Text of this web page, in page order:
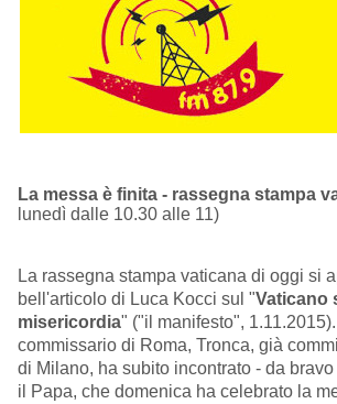
La messa è finita - rassegna stampa
lunedì dalle 10.30 alle 11)
La rassegna stampa vaticana di oggi si
bell'articolo di Luca Kocci sul "Vaticano
misericordia" ("il manifesto",
commissario di Roma, Tronca, già
di Milano, ha subito incontrato - da
il Papa, che domenica ha celebrato la